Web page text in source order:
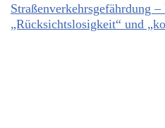
Straßenverkehrsgefährdung
„Rücksichtslosigkeit“ und